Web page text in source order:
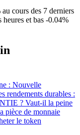
cours des 7 derniers
et bas -0.04%
: Nouvelle
rendements durables :
? Vaut-il la peine
pièce de monnaie
le token